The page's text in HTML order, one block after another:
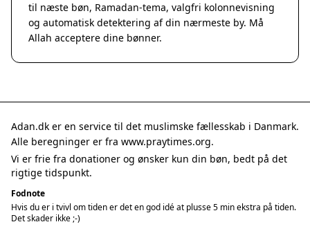
til næste bøn, Ramadan-tema, valgfri kolonnevisning
og automatisk detektering af din nærmeste by. Må
Allah acceptere dine bønner.
Adan.dk er en service til det muslimske fællesskab i Danmark.
Alle beregninger er fra www.praytimes.org.
Vi er frie fra donationer og ønsker kun din bøn, bedt på det
rigtige tidspunkt.
Fodnote
Hvis du er i tvivl om tiden er det en god idé at plusse 5 min ekstra på tiden.
Det skader ikke ;-)